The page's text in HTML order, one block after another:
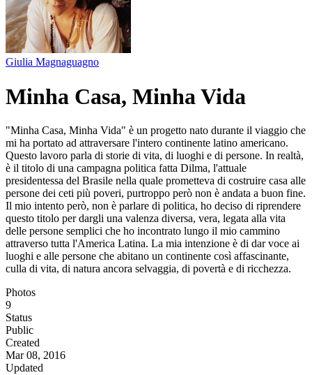
Giulia Magnaguagno
Minha Casa, Minha Vida
"Minha Casa, Minha Vida" è un progetto nato durante il viaggio che
mi ha portato ad attraversare l'intero continente latino americano.
Questo lavoro parla di storie di vita, di luoghi e di persone. In realtà,
è il titolo di una campagna politica fatta Dilma, l'attuale
presidentessa del Brasile nella quale prometteva di costruire casa alle
persone dei ceti più poveri, purtroppo però non è andata a buon fine.
Il mio intento però, non è parlare di politica, ho deciso di riprendere
questo titolo per dargli una valenza diversa, vera, legata alla vita
delle persone semplici che ho incontrato lungo il mio cammino
attraverso tutta l'America Latina. La mia intenzione è di dar voce ai
luoghi e alle persone che abitano un continente così affascinante,
culla di vita, di natura ancora selvaggia, di povertà e di ricchezza.
Photos
9
Status
Public
Created
Mar 08, 2016
Updated